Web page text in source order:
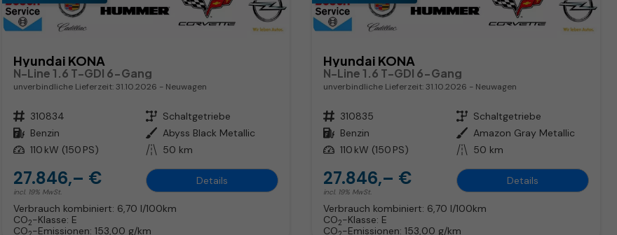
Hyundai KONA
N-Line 1.6 T-GDI 6-Gang
unverbindliche Lieferzeit:31.10.2026 Neuwagen
Fahrzeugnr. 310834 Getriebe Schaltgetriebe
Kraftstoff Benzin Außenfarbe Abyss Black Metallic
Leistung 110 kW (150 PS) Kilometerstand 50 km
27.846,– €
incl. 19% MwSt.
Details
Verbrauch kombiniert: 6,70 l/100km
CO2-Klasse: E
CO -Emissionen: 153,00 g/km
Hyundai KONA
N-Line 1.6 T-GDI 6-Gang
unverbindliche Lieferzeit:31.10.2026 Neuwagen
Fahrzeugnr. 310835 Getriebe Schaltgetriebe
Kraftstoff Benzin Außenfarbe Amazon Gray Metallic
Leistung 110 kW (150 PS) Kilometerstand 50 km
27.846,– €
incl. 19% MwSt.
Details
Verbrauch kombiniert: 6,70 l/100km
CO2-Klasse: E
CO -Emissionen:153,00 g/km